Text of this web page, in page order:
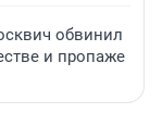
обвинил
и пропаже